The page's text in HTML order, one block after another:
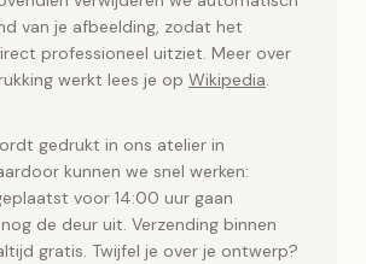
van je afbeelding, zodat het
professioneel uitziet. Meer over
werkt lees je op Wikipedia.
gedrukt in ons atelier in
kunnen we snel werken:
voor 14:00 uur gaan
de deur uit. Verzending binnen
gratis. Twijfel je over je ontwerp?